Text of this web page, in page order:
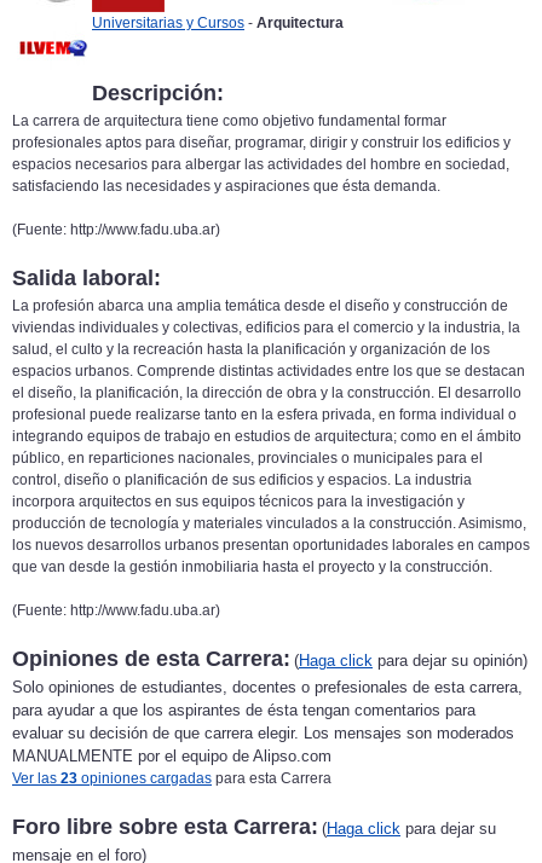
Universitarias y Cursos - Arquitectura
Descripción:
La carrera de arquitectura tiene como objetivo fundamental formar
profesionales aptos para diseñar, programar, dirigir y construir los edificios y
espacios necesarios para albergar las actividades del hombre en sociedad,
satisfaciendo las necesidades y aspiraciones que ésta demanda.
(Fuente: http://www.fadu.uba.ar)
Salida laboral:
La profesión abarca una amplia temática desde el diseño y construcción de
viviendas individuales y colectivas, edificios para el comercio y la industria, la
salud, el culto y la recreación hasta la planificación y organización de los
espacios urbanos. Comprende distintas actividades entre los que se destacan
el diseño, la planificación, la dirección de obra y la construcción. El desarrollo
profesional puede realizarse tanto en la esfera privada, en forma individual o
integrando equipos de trabajo en estudios de arquitectura; como en el ámbito
público, en reparticiones nacionales, provinciales o municipales para el
control, diseño o planificación de sus edificios y espacios. La industria
incorpora arquitectos en sus equipos técnicos para la investigación y
producción de tecnología y materiales vinculados a la construcción. Asimismo,
los nuevos desarrollos urbanos presentan oportunidades laborales en campos
que van desde la gestión inmobiliaria hasta el proyecto y la construcción.
(Fuente: http://www.fadu.uba.ar)
Opiniones de esta Carrera: (Haga click para dejar su opinión)
Solo opiniones de estudiantes, docentes o prefesionales de esta carrera,
para ayudar a que los aspirantes de ésta tengan comentarios para
evaluar su decisión de que carrera elegir. Los mensajes son moderados
MANUALMENTE por el equipo de Alipso.com
Ver las 23 opiniones cargadas para esta Carrera
Foro libre sobre esta Carrera: (Haga click para dejar su
mensaje en el foro)